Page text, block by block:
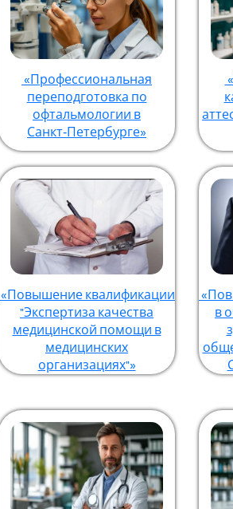
«Профессиональная
переподготовка по
офтальмологии в
Санкт‑Петербурге»
«Повышение квалификации
"Экспертиза качества
медицинской помощи в
медицинских
организациях"»
в